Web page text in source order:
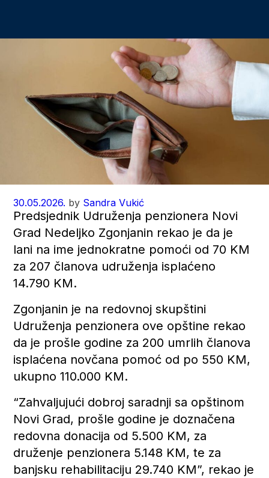
30.05.2026. by Sandra Vukić
Predsjednik Udruženja penzionera Novi
Grad Nedeljko Zgonjanin rekao je da je
lani na ime jednokratne pomoći od 70 KM
za 207 članova udruženja isplaćeno
14.790 KM.
Zgonjanin je na redovnoj skupštini
Udruženja penzionera ove opštine rekao
da je prošle godine za 200 umrlih članova
isplaćena novčana pomoć od po 550 KM,
ukupno 110.000 KM.
“Zahvaljujući dobroj saradnji sa opštinom
Novi Grad, prošle godine je doznačena
redovna donacija od 5.500 KM, za
druženje penzionera 5.148 KM, te za
banjsku rehabilitaciju 29.740 KM”, rekao je